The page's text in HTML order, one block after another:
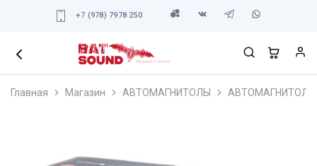
+7 (978) 7978 250
Главная Магазин АВТОМАГНИТОЛЫ АВТОМАГНИТОЛЫ